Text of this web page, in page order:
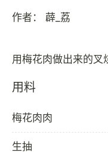
作者： 薜_荔
用料
梅花肉肉
生抽